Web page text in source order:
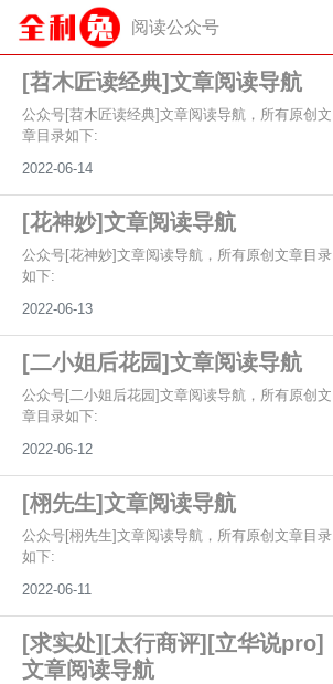
阅读公众号
[苕木匠读经典]文章阅读导航
公众号[苕木匠读经典]文章阅读导航，所有原创文
章目录如下:
2022-06-14
[花神妙]文章阅读导航
公众号[花神妙]文章阅读导航，所有原创文章目录
如下:
2022-06-13
[二小姐后花园]文章阅读导航
公众号[二小姐后花园]文章阅读导航，所有原创文
章目录如下:
2022-06-12
[栩先生]文章阅读导航
公众号[栩先生]文章阅读导航，所有原创文章目录
如下:
2022-06-11
[求实处][太行商评][立华说pro]
文章阅读导航